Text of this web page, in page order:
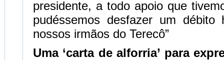
presidente, a todo apoio que
pudéssemos desfazer um débito
nossos irmãos do Terecô”
Uma ‘carta de alforria’ para